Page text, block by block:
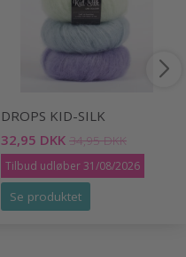
DROPS KID-SILK
32,95 DKK 34,95 DKK
Tilbud udløber 31/08/2026
Se produktet